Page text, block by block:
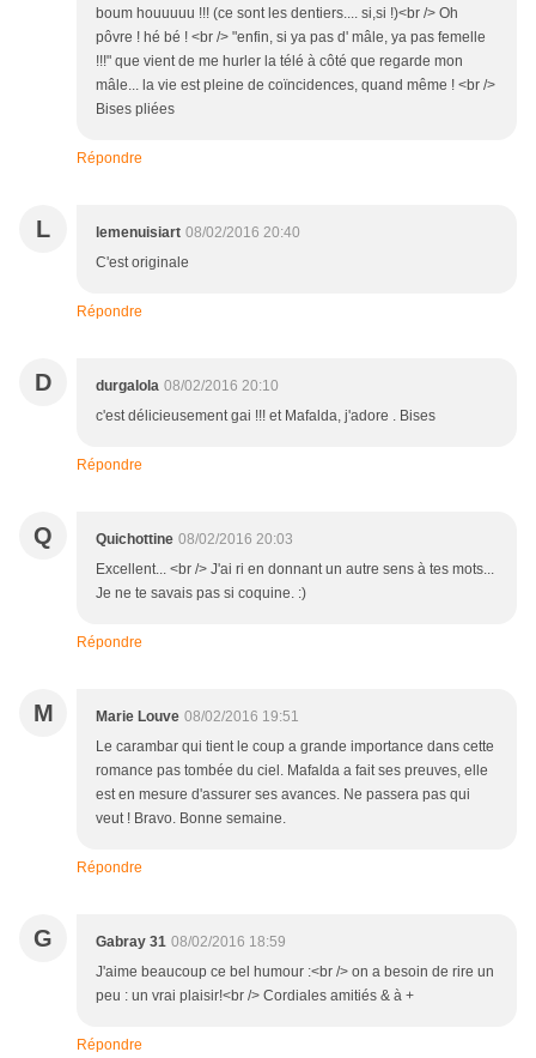
boum houuuuu !!! (ce sont les dentiers.... si,si !)<br /> Oh
pôvre ! hé bé ! <br /> "enfin, si ya pas d' mâle, ya pas femelle
!!!" que vient de me hurler la télé à côté que regarde mon
mâle... la vie est pleine de coïncidences, quand même ! <br />
Bises pliées
Répondre
L lemenuisiart 08/02/2016 20:40
C'est originale
Répondre
D durgalola 08/02/2016 20:10
c'est délicieusement gai !!! et Mafalda, j'adore . Bises
Répondre
Q Quichottine 08/02/2016 20:03
Excellent... <br /> J'ai ri en donnant un autre sens à tes mots...
Je ne te savais pas si coquine. :)
Répondre
M Marie Louve 08/02/2016 19:51
Le carambar qui tient le coup a grande importance dans cette
romance pas tombée du ciel. Mafalda a fait ses preuves, elle
est en mesure d'assurer ses avances. Ne passera pas qui
veut ! Bravo. Bonne semaine.
Répondre
G Gabray 31 08/02/2016 18:59
J'aime beaucoup ce bel humour :<br /> on a besoin de rire un
peu : un vrai plaisir!<br /> Cordiales amitiés & à +
Répondre